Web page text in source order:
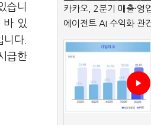
습니
바 있
다.
급한
카카오, 2분기 매출·영
에이전트 AI 수익화 관